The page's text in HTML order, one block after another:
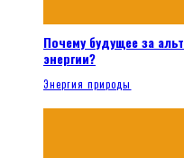
Почему будущее за
энергии?
Энергия природы